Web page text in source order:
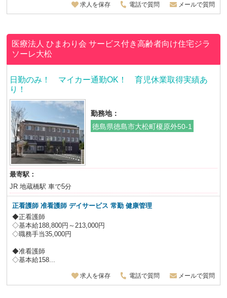
求人を保存 電話で質問 メールで質問
医療法人 ひまわり会サービス付き高齢者向け住宅ジラ
ソーレ大松
日勤のみ！ マイカー通勤OK！ 育児休業取得実績あ
り！
勤務地：
徳島県徳島市大松町榎原外50-1
最寄駅：
JR 地蔵橋駅 車で5分
正看護師 准看護師デイサービス常勤 健康管理
◆正看護師
◇基本給188,800円～213,000円
◇職務手当35,000円
◆准看護師
◇基本給158...
求人を保存 電話で質問 メールで質問